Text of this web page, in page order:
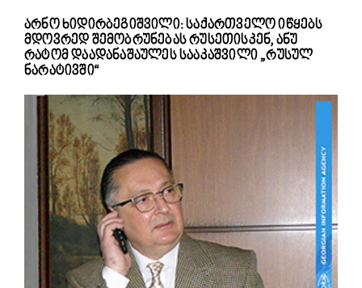
არნო ხიდირბეგიშვილი: საქართველო იწყებს
მდოვრედ შემობრუნებას რუსეთისკენ, ანუ
რატომ დაადანაშაულეს სააკაშვილი „რუსულ
ნარატივში“